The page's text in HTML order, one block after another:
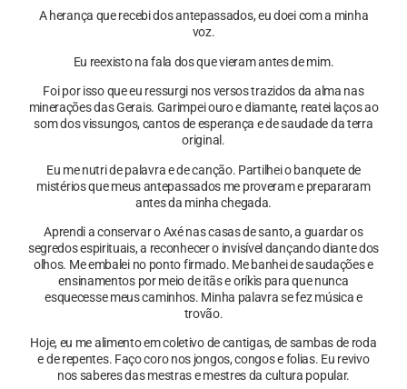
A herança que recebi dos antepassados, eu doei com a minha
voz.
Eu reexisto na fala dos que vieram antes de mim.
Foi por isso que eu ressurgi nos versos trazidos da alma nas
minerações das Gerais. Garimpei ouro e diamante, reatei laços ao
som dos vissungos, cantos de esperança e de saudade da terra
original.
Eu me nutri de palavra e de canção. Partilhei o banquete de
mistérios que meus antepassados me proveram e prepararam
antes da minha chegada.
Aprendi a conservar o Axé nas casas de santo, a guardar os
segredos espirituais, a reconhecer o invisível dançando diante dos
olhos. Me embalei no ponto firmado. Me banhei de saudações e
ensinamentos por meio de itãs e oríkìs para que nunca
esquecesse meus caminhos. Minha palavra se fez música e
trovão.
Hoje, eu me alimento em coletivo de cantigas, de sambas de roda
e de repentes. Faço coro nos jongos, congos e folias. Eu revivo
nos saberes das mestras e mestres da cultura popular.